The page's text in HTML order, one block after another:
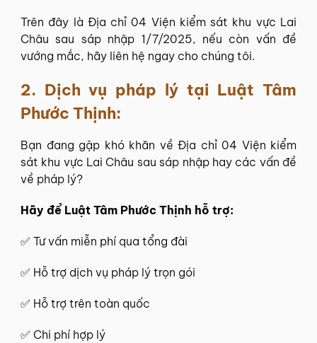
Trên đây là Địa chỉ 04 Viện kiểm sát khu vực Lai
Châu sau sáp nhập 1/7/2025, nếu còn vấn đề
vướng mắc, hãy liên hệ ngay cho chúng tôi.
2. Dịch vụ pháp lý tại Luật Tâm
Phước Thịnh:
Bạn đang gặp khó khăn về Địa chỉ 04 Viện kiểm
sát khu vực Lai Châu sau sáp nhập hay các vấn đề
về pháp lý?
Hãy để Luật Tâm Phước Thịnh hỗ trợ:
✅ Tư vấn miễn phí qua tổng đài
✅ Hỗ trợ dịch vụ pháp lý trọn gói
✅ Hỗ trợ trên toàn quốc
✅ Chi phí hợp lý